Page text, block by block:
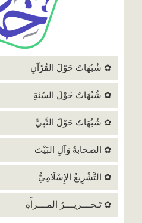
✿ شُبُهَاتٌ حَوْلَ القُرْآنِ
✿ شُبُهَاتٌ حَوْلَ السُنَةِ
✿ شُبُهَاتٌ حَوْلَ النَّبِيِّ
✿ الصحابةُ وَآلِ البَيْتَ
✿ التَّشْرِيعُ الإِسْلَامِيُّ
✿ تَـحــــريــــرُ المــــرأَةِ